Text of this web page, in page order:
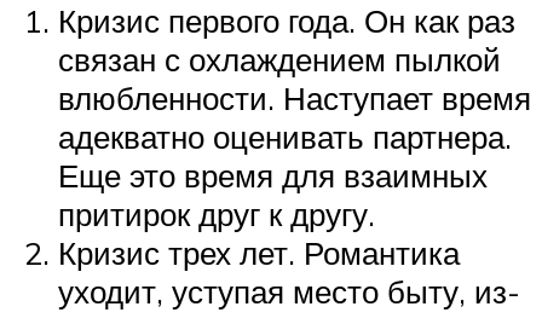
Кризис первого года. Он как раз
связан с охлаждением пылкой
влюбленности. Наступает время
адекватно оценивать партнера.
Еще это время для взаимных
притирок друг к другу.
Кризис трех лет. Романтика
уходит, уступая место быту, из-